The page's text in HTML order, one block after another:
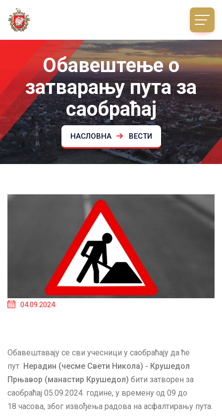
Обавештење о
затварању пута за
саобраћај
НАСЛОВНА ВЕСТИ
04.09.2024.
Обавештавају се сви учесници у саобраћају да ће
пут Нерадин (чесме Свети Никола) - Крушедол
Прњавор (манастир Крушедол) бити затворен за
саобраћај 05.09.2024. године, у времену од 09 до
18 часова, због извођења радова на асфалтирању пута.